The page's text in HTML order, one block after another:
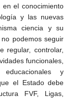
el conocimiento
y las nuevas
ciencia y su
podemos seguir
regular, controlar,
funcionales,
educacionales y
el Estado debe
FVF, Ligas,